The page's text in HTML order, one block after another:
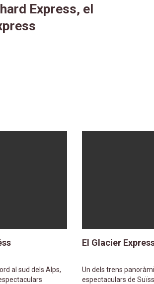
Express, el
al sud dels Alps,
El Glacier
Un dels trens
espectaculars de